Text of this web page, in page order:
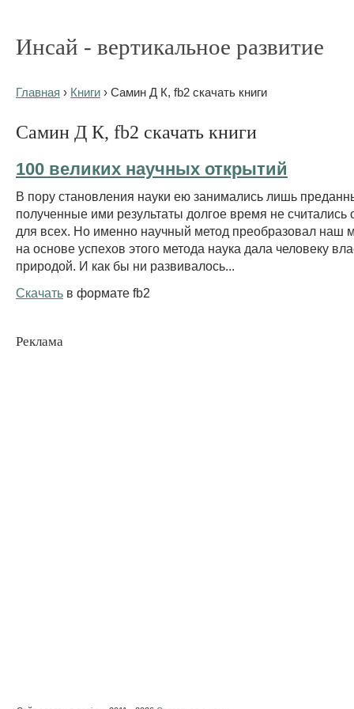
Инсай - вертикальное развитие
Главная › Книги › Самин Д К, fb2 скачать книги
Самин Д К, fb2 скачать книги
100 великих научных открытий
В пору становления науки ею занимались лишь
полученные ими результаты долгое время не считались
для всех. Но именно научный метод преобразовал наш
на основе успехов этого метода наука дала человеку
природой. И как бы ни развивалось...
Скачать в формате fb2
Реклама